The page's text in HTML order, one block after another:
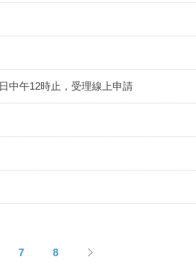
中午12時止，受理線上申請
7 8